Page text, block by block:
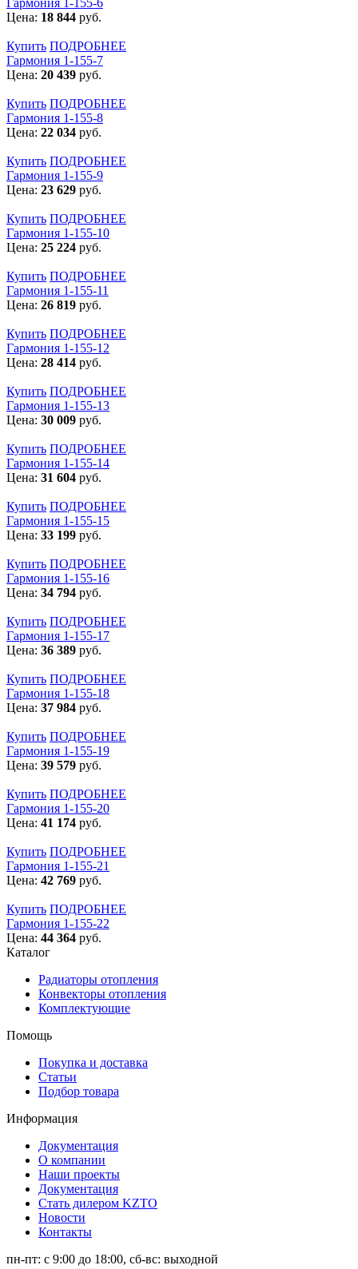
Гармония 1-155-6
Цена: 18 844 руб.
Купить ПОДРОБНЕЕ
Гармония 1-155-7
Цена: 20 439 руб.
Купить ПОДРОБНЕЕ
Гармония 1-155-8
Цена: 22 034 руб.
Купить ПОДРОБНЕЕ
Гармония 1-155-9
Цена: 23 629 руб.
Купить ПОДРОБНЕЕ
Гармония 1-155-10
Цена: 25 224 руб.
Купить ПОДРОБНЕЕ
Гармония 1-155-11
Цена: 26 819 руб.
Купить ПОДРОБНЕЕ
Гармония 1-155-12
Цена: 28 414 руб.
Купить ПОДРОБНЕЕ
Гармония 1-155-13
Цена: 30 009 руб.
Купить ПОДРОБНЕЕ
Гармония 1-155-14
Цена: 31 604 руб.
Купить ПОДРОБНЕЕ
Гармония 1-155-15
Цена: 33 199 руб.
Купить ПОДРОБНЕЕ
Гармония 1-155-16
Цена: 34 794 руб.
Купить ПОДРОБНЕЕ
Гармония 1-155-17
Цена: 36 389 руб.
Купить ПОДРОБНЕЕ
Гармония 1-155-18
Цена: 37 984 руб.
Купить ПОДРОБНЕЕ
Гармония 1-155-19
Цена: 39 579 руб.
Купить ПОДРОБНЕЕ
Гармония 1-155-20
Цена: 41 174 руб.
Купить ПОДРОБНЕЕ
Гармония 1-155-21
Цена: 42 769 руб.
Купить ПОДРОБНЕЕ
Гармония 1-155-22
Цена: 44 364 руб.
Каталог
Радиаторы отопления
Конвекторы отопления
Комплектующие
Помощь
Покупка и доставка
Статьи
Подбор товара
Информация
Документация
О компании
Наши проекты
Документация
Стать дилером KZTO
Новости
Контакты
пн-пт: с 9:00 до 18:00, сб-вс: выходной